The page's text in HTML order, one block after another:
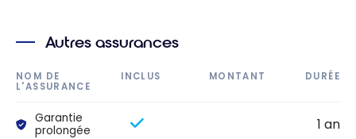
Autres assurances
NOM DE
L'ASSURANCE
INCLUS MONTANT DURÉE
Garantie
prolongée
1 an